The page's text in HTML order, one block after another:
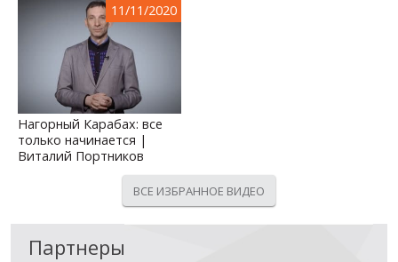
11/11/2020
Нагорный Карабах: все
только начинается |
Виталий Портников
ВСЕ ИЗБРАННОЕ ВИДЕО
Партнеры